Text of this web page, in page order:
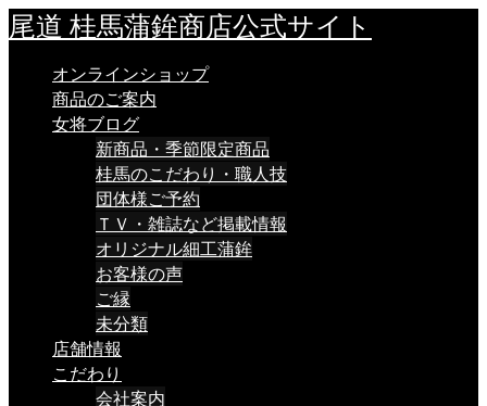
尾道 桂馬蒲鉾商店公式サイト
オンラインショップ
商品のご案内
女将ブログ
新商品・季節限定商品
桂馬のこだわり・職人技
団体様ご予約
ＴＶ・雑誌など掲載情報
オリジナル細工蒲鉾
お客様の声
ご縁
未分類
店舗情報
こだわり
会社案内